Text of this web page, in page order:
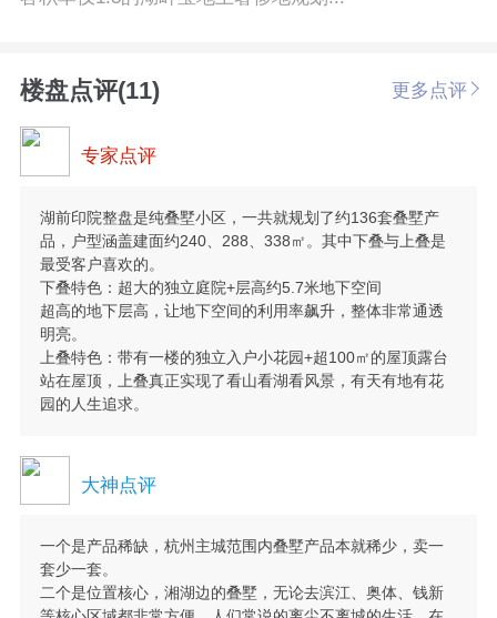
楼盘点评(11) 更多点评
专家点评
湖前印院整盘是纯叠墅小区，一共就规划了约136套叠墅产
品，户型涵盖建面约240、288、338㎡。其中下叠与上叠是
最受客户喜欢的。
下叠特色：超大的独立庭院+层高约5.7米地下空间
超高的地下层高，让地下空间的利用率飙升，整体非常通透
明亮。
上叠特色：带有一楼的独立入户小花园+超100㎡的屋顶露台
站在屋顶，上叠真正实现了看山看湖看风景，有天有地有花
园的人生追求。
大神点评
一个是产品稀缺，杭州主城范围内叠墅产品本就稀少，卖一
套少一套。
二个是位置核心，湘湖边的叠墅，无论去滨江、奥体、钱新